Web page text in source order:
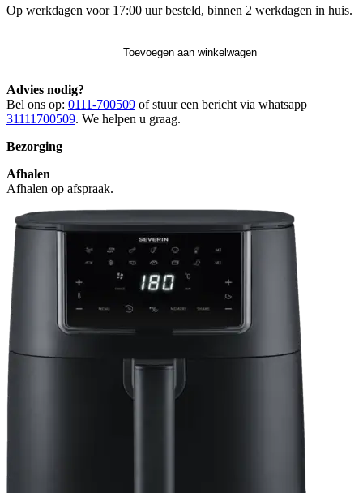
Op werkdagen voor 17:00 uur besteld, binnen 2 werkdagen in huis.
Toevoegen aan winkelwagen
Advies nodig?
Bel ons op: 0111-700509 of stuur een bericht via whatsapp
31111700509. We helpen u graag.
Bezorging
Afhalen
Afhalen op afspraak.